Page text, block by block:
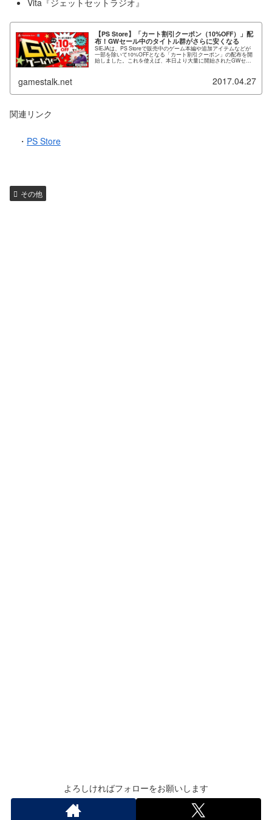
【PS Store】「カート割引クーポン（10%OFF）」配
布！GWセール中のタイトル群がさらに安くなる
SIEJAは、PS Storeで販売中のゲーム本編や追加アイテムなどが
一部を除いて10%OFFとなる「カート割引クーポン」の配布を開
始しました。これを使えば、本日より大量に開始されたGWセー
gamestalk.net 2017.04.27
関連リンク
・ PS Store
その他
よろしければフォローをお願いします